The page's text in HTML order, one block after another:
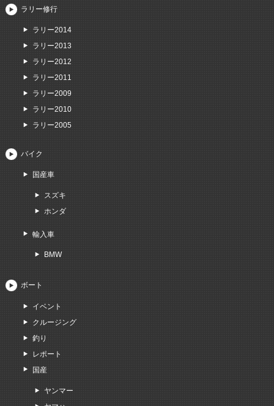
ラリー修行
ラリー2014
ラリー2013
ラリー2012
ラリー2011
ラリー2009
ラリー2010
ラリー2005
バイク
国産車
スズキ
ホンダ
輸入車
BMW
ボート
イベント
クルージング
釣り
レポート
国産
ヤンマー